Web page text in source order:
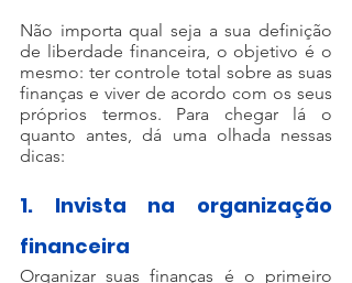
Não importa qual seja a sua definição
de liberdade financeira, o objetivo é o
mesmo: ter controle total sobre as suas
finanças e viver de acordo com os seus
próprios termos. Para chegar lá o
quanto antes, dá uma olhada nessas
dicas:
1. Invista na organização
financeira
Organizar suas finanças é o primeiro